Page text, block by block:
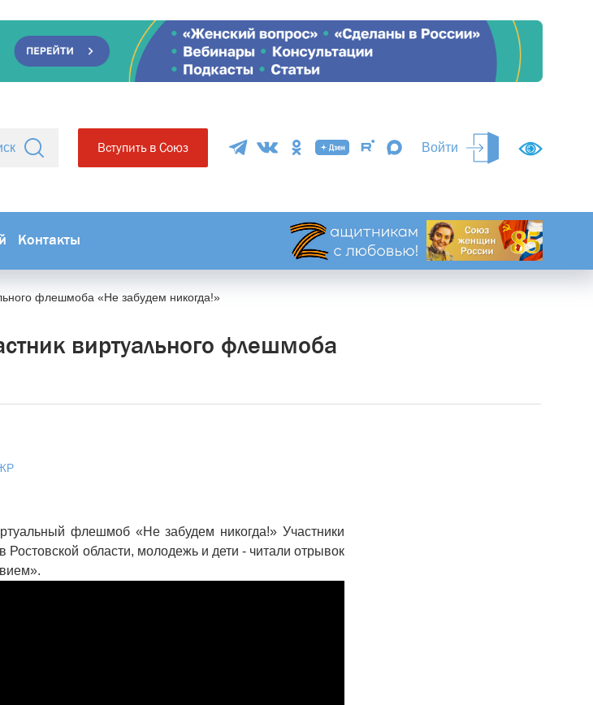
Вступить в Союз Войти
Контакты
флешмоба «Не забудем никогда!»
виртуального флешмоба
флешмоб «Не забудем никогда!» Участники
области, молодежь и дети - читали отрывок